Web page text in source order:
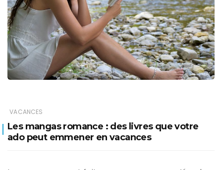
VACANCES
Les mangas romance : des livres que votre
ado peut emmener en vacances